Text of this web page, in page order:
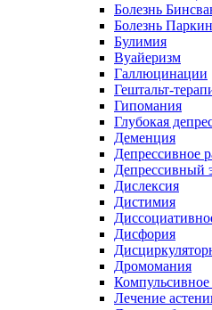
Болезнь
Болезнь
Булимия
Вуайеризм
Галлюцинации
Гештальт-
Гипомания
Глубокая
Деменция
Депрессивное
Депрессивный
Дислексия
Дистимия
Дисфория
Дромомания
Компульсивное
Лечение